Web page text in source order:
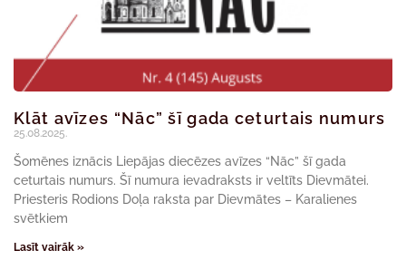
Klāt avīzes “Nāc” šī gada ceturtais numurs
25.08.2025.
Šomēnes iznācis Liepājas diecēzes avīzes “Nāc” šī gada
ceturtais numurs. Šī numura ievadraksts ir veltīts Dievmātei.
Priesteris Rodions Doļa raksta par Dievmātes – Karalienes
svētkiem
Lasīt vairāk »